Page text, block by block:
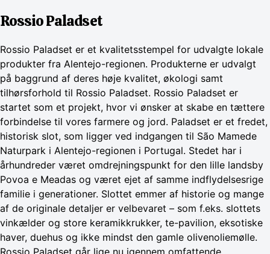
Rossio Paladset
Rossio Paladset er et kvalitetsstempel for udvalgte lokale
produkter fra Alentejo-regionen. Produkterne er udvalgt
på baggrund af deres høje kvalitet, økologi samt
tilhørsforhold til Rossio Paladset. Rossio Paladset er
startet som et projekt, hvor vi ønsker at skabe en tættere
forbindelse til vores farmere og jord. Paladset er et fredet,
historisk slot, som ligger ved indgangen til São Mamede
Naturpark i Alentejo-regionen i Portugal. Stedet har i
århundreder været omdrejningspunkt for den lille landsby
Povoa e Meadas og været ejet af samme indflydelsesrige
familie i generationer. Slottet emmer af historie og mange
af de originale detaljer er velbevaret – som f.eks. slottets
vinkælder og store keramikkrukker, te-pavilion, eksotiske
haver, duehus og ikke mindst den gamle olivenoliemølle.
Rossio Paladset går lige nu igennem omfattende